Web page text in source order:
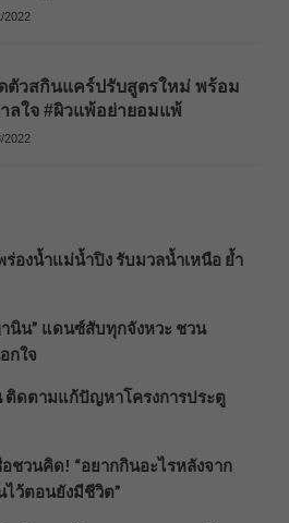
2022
ตัวสกินแคร์ปรับสูตรใหม่ พร้อม
ลใจ #ผิวแพ้อย่ายอมแพ้
2022
ร่องน้ำแม่น้ำปิง รับมวลน้ำเหนือ ย้ำ
น” แดนซ์สับทุกจังหวะ ชวน
กใจ
ติดตามแก้ปัญหาโครงการประตู
อชวนคิด! “อยากกินอะไรหลังจาก
ไว้ตอนยังมีชีวิต”